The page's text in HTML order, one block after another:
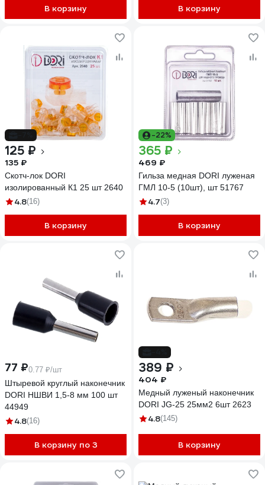
В корзину В корзину
125 ₽
135 ₽
Скотч-лок DORI
изолированный К1 25 шт 2640
4.8(16)
В корзину
-22%
365 ₽
469 ₽
Гильза медная DORI луженая
ГМЛ 10-5 (10шт), шт 51767
4.7(3)
В корзину
77 ₽0.77 ₽/шт
Штыревой круглый наконечник
DORI НШВИ 1,5-8 мм 100 шт
44949
4.8(16)
В корзину по 3
389 ₽
404 ₽
Медный луженый наконечник
DORI JG-25 25мм2 6шт 2623
4.8(145)
В корзину